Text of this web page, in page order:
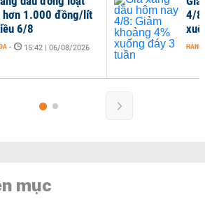
hơn 1.000 đồng/lít
6/8
- 15:42 | 06/08/2026
4/
HÀNG
mục